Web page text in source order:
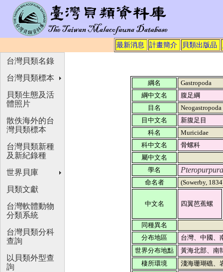
最新消息 計畫簡介 貝類出版品
綱名
Gastropoda
綱中文名
腹足綱
目名
Neogastropoda
目中文名
新腹足目
科名
Muricidae
科中文名
骨螺科
屬中文名
學名
命名者 (Sowerby,
中文名 四翼芭蕉螺
同種異名
分布地區
台灣、中國、
世界分布地點
黃海北部、南
棲所環境
淺海珊瑚礁、
台灣貝類名錄
台灣貝類標本
貝類生態及活
體照片
散佚海外的台
灣貝類標本
台灣貝類新種
及新紀錄種
世界貝庫
貝類文獻
台灣軟體動物
分類系統
台灣貝類分科
查詢
以貝類外型查
詢